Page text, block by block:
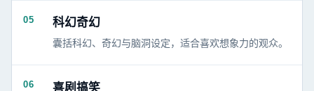
05 科幻奇幻
囊括科幻、奇幻与脑洞设定，适合喜欢想象力的观众。
06 喜剧搞笑